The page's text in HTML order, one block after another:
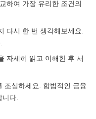
하여 가장 유리한 조건의
다시 한 번 생각해보세요.
자세히 읽고 이해한 후 서
조심하세요. 합법적인 금융
다.